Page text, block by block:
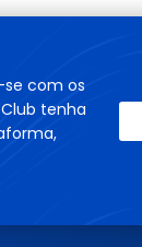
se com os
tenha